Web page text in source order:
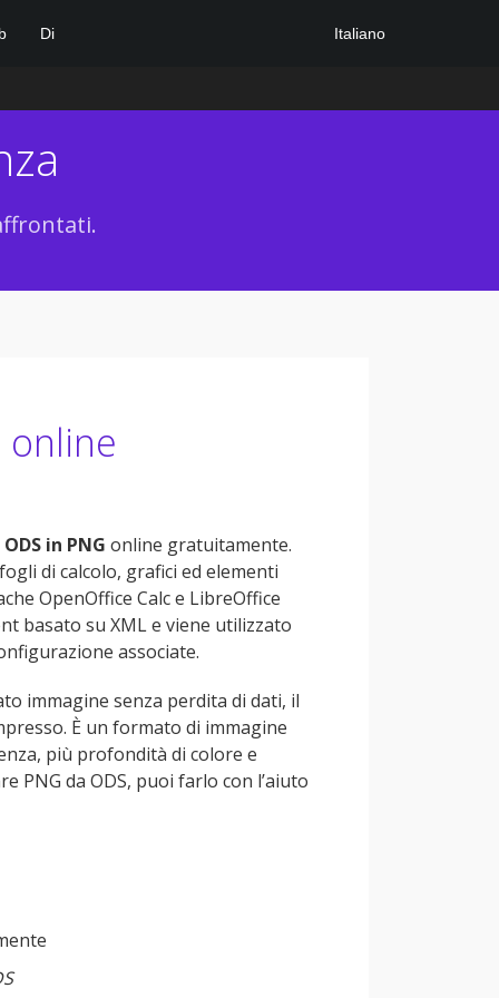
Di Italiano
online
in PNG online gratuitamente.
di calcolo, grafici ed elementi
OpenOffice Calc e LibreOffice
basato su XML e viene utilizzato
associate.
immagine senza perdita di dati, il
È un formato di immagine
più profondità di colore e
PNG da ODS, puoi farlo con l’aiuto